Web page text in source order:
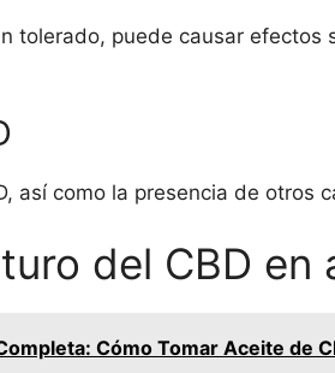
tolerado, puede causar
así como la presencia de
del CBD en
Cómo Tomar Aceite de